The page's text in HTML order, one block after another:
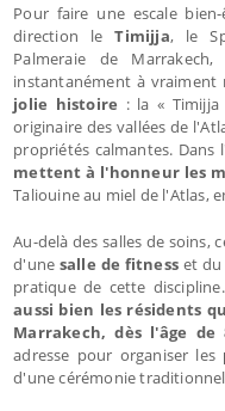
Pour faire une escale
direction leTimijja, le
Palmeraie de
instantanément à vraiment
jolie histoire : la «
originaire des vallées de
propriétés calmantes.
mettent à l'honneur les
Taliouine au miel de l'Atlas,
Au-delà des salles de soins,
d'une salle de fitness et
pratique de cette discipline.
aussi bien les résidents
Marrakech, dès l'âge de
adresse pour organiser les
d'une cérémonie